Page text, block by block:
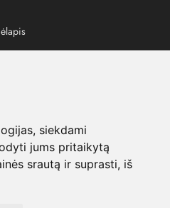
siekdami
jums pritaikytą
srautą ir suprasti, iš